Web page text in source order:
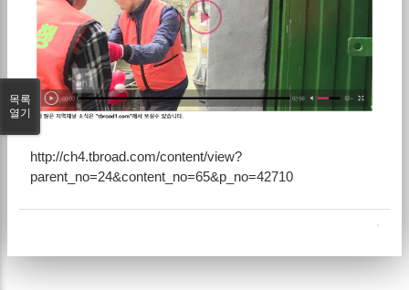
http://ch4.tbroad.com/content/view?
parent_no=24&content_no=65&p_no=42710
목록
열기